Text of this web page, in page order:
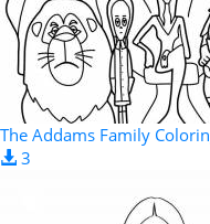
The Addams Family
3